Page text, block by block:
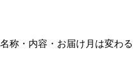
称・内容・お届け月は変わる